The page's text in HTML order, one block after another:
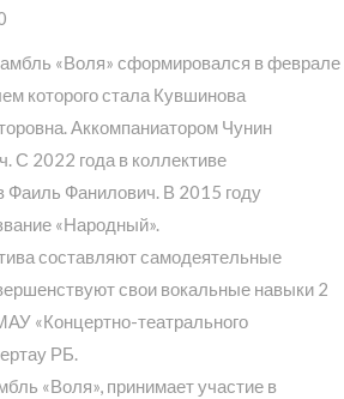
«Воля» сформировался в феврале
которого стала Кувшинова
Аккомпаниатором Чунин
С 2022 года в коллективе
Фаиль Фанилович. В 2015 году
«Народный».
составляют самодеятельные
свои вокальные навыки 2
«Концертно-театрального
РБ.
«Воля», принимает участие в